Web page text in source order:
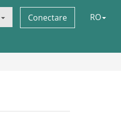
Conectare RO